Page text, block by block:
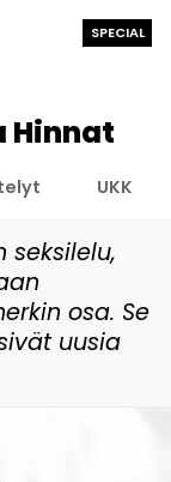
SPECIAL
Hinnat
UKK
seksilelu,
osa. Se
uusia